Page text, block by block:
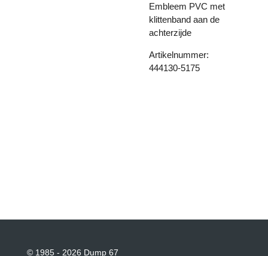
Embleem PVC met
klittenband aan de
achterzijde
Artikelnummer:
444130-5175
© 1985 - 2026 Dump 67